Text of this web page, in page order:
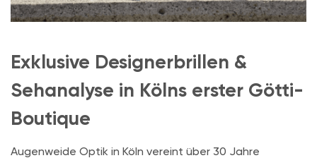
Exklusive Designerbrillen &
Sehanalyse in Kölns erster Götti-
Boutique
Augenweide Optik in Köln vereint über 30 Jahre